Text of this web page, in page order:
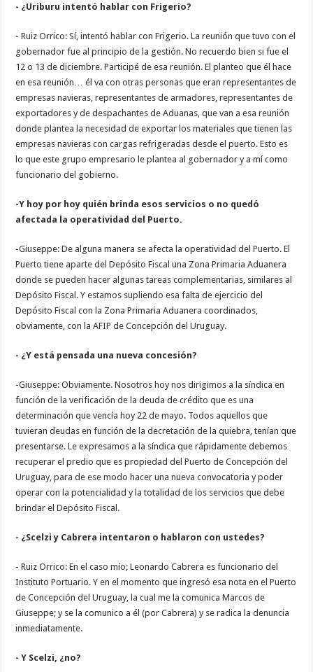
- ¿Uriburu intentó hablar con Frigerio?
- Ruiz Orrico: Sí, intentó hablar con Frigerio. La reunión que tuvo con el
gobernador fue al principio de la gestión. No recuerdo bien si fue el
12 o 13 de diciembre. Participé de esa reunión. El planteo que él hace
en esa reunión… él va con otras personas que eran representantes de
empresas navieras, representantes de armadores, representantes de
exportadores y de despachantes de Aduanas, que van a esa reunión
donde plantea la necesidad de exportar los materiales que tienen las
empresas navieras con cargas refrigeradas desde el puerto. Esto es
lo que este grupo empresario le plantea al gobernador y a mí como
funcionario del gobierno.
-Y hoy por hoy quién brinda esos servicios o no quedó
afectada la operatividad del Puerto.
-Giuseppe: De alguna manera se afecta la operatividad del Puerto. El
Puerto tiene aparte del Depósito Fiscal una Zona Primaria Aduanera
donde se pueden hacer algunas tareas complementarias, similares al
Depósito Fiscal. Y estamos supliendo esa falta de ejercicio del
Depósito Fiscal con la Zona Primaria Aduanera coordinados,
obviamente, con la AFIP de Concepción del Uruguay.
- ¿Y está pensada una nueva concesión?
-Giuseppe: Obviamente. Nosotros hoy nos dirigimos a la síndica en
función de la verificación de la deuda de crédito que es una
determinación que vencía hoy 22 de mayo. Todos aquellos que
tuvieran deudas en función de la decretación de la quiebra, tenían que
presentarse. Le expresamos a la síndica que rápidamente debemos
recuperar el predio que es propiedad del Puerto de Concepción del
Uruguay, para de ese modo hacer una nueva convocatoria y poder
operar con la potencialidad y la totalidad de los servicios que debe
brindar el Depósito Fiscal.
- ¿Scelzi y Cabrera intentaron o hablaron con ustedes?
- Ruiz Orrico: En el caso mío; Leonardo Cabrera es funcionario del
Instituto Portuario. Y en el momento que ingresó esa nota en el Puerto
de Concepción del Uruguay, la cual me la comunica Marcos de
Giuseppe; y se la comunico a él (por Cabrera) y se radica la denuncia
inmediatamente.
- Y Scelzi, ¿no?